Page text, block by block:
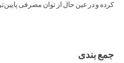
کرده و در عین حال از توان مصرفی
جمع بندی